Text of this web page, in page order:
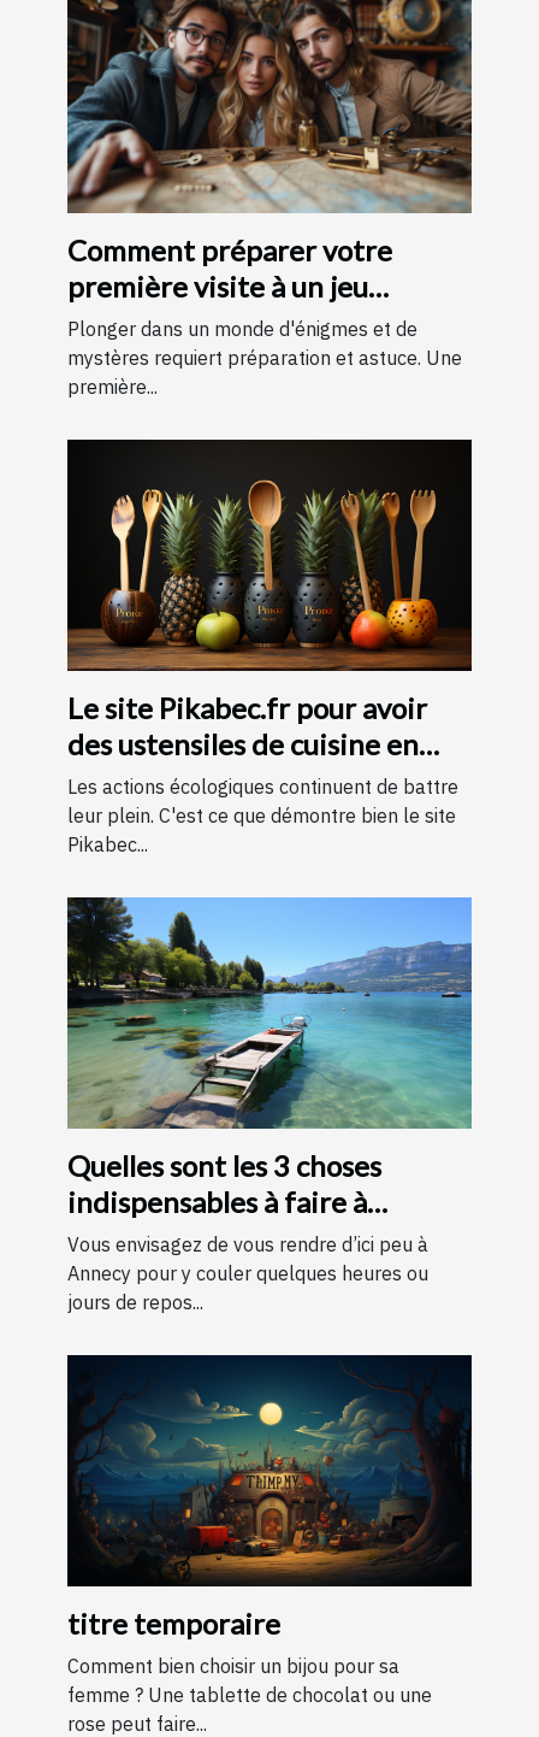
Comment préparer votre
première visite à un jeu
d'évasion : conseils et astuces
pour une expérience
mémorable
Plonger dans un monde d'énigmes et de
mystères requiert préparation et astuce. Une
première...
Le site Pikabec.fr pour avoir
des ustensiles de cuisine en
bois
Les actions écologiques continuent de battre
leur plein. C'est ce que démontre bien le site
Pikabec...
Quelles sont les 3 choses
indispensables à faire à
Annecy ?
Vous envisagez de vous rendre d’ici peu à
Annecy pour y couler quelques heures ou
jours de repos...
titre temporaire
Comment bien choisir un bijou pour sa
femme ? Une tablette de chocolat ou une
rose peut faire...